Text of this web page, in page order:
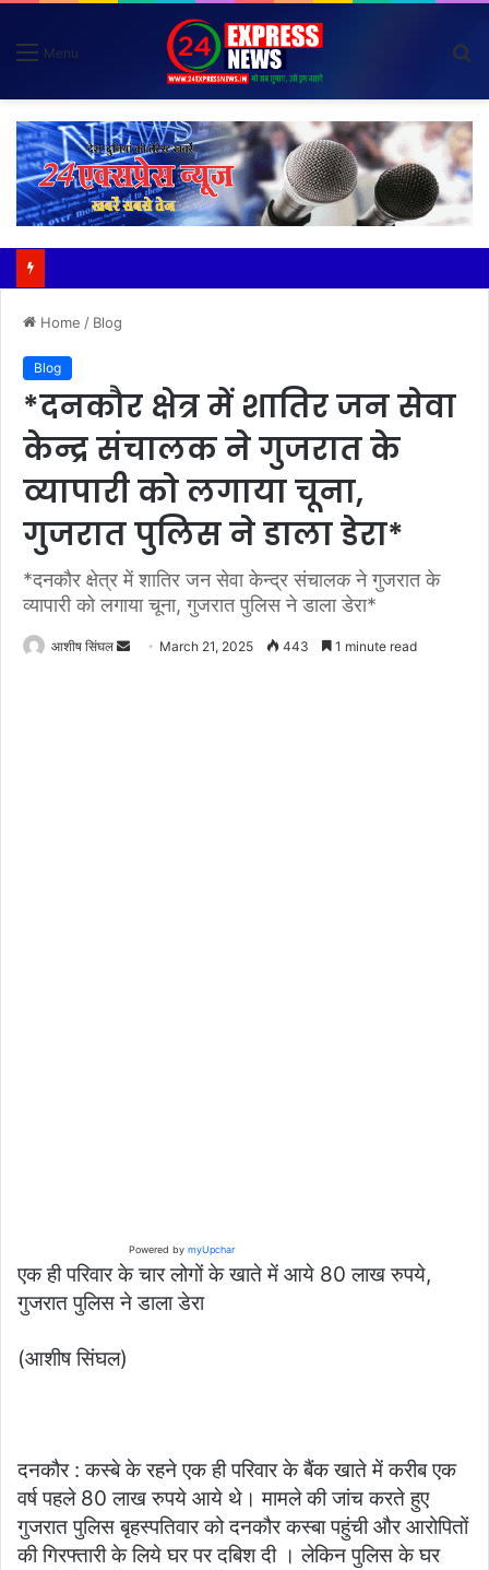
Menu
Home / Blog
Blog
*दनकौर क्षेत्र में शातिर जन सेवा
केन्द्र संचालक ने गुजरात के
व्यापारी को लगाया चूना,
गुजरात पुलिस ने डाला डेरा*
*दनकौर क्षेत्र में शातिर जन सेवा केन्द्र संचालक ने गुजरात के
व्यापारी को लगाया चूना, गुजरात पुलिस ने डाला डेरा*
आशीष सिंघल
Send March 21, 2025 443 1 minute read
Powered bymyUpchar
एक ही परिवार के चार लोगों के खाते में आये 80 लाख रुपये,
गुजरात पुलिस ने डाला डेरा
(आशीष सिंघल)
दनकौर : कस्बे के रहने एक ही परिवार के बैंक खाते में करीब एक
वर्ष पहले 80 लाख रुपये आये थे। मामले की जांच करते हुए
गुजरात पुलिस बृहस्पतिवार को दनकौर कस्बा पहुंची और आरोपितों
की गिरफ्तारी के लिये घर पर दबिश दी । लेकिन पुलिस के घर